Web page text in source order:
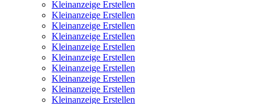
Kleinanzeige Erstellen
Kleinanzeige Erstellen
Kleinanzeige Erstellen
Kleinanzeige Erstellen
Kleinanzeige Erstellen
Kleinanzeige Erstellen
Kleinanzeige Erstellen
Kleinanzeige Erstellen
Kleinanzeige Erstellen
Kleinanzeige Erstellen